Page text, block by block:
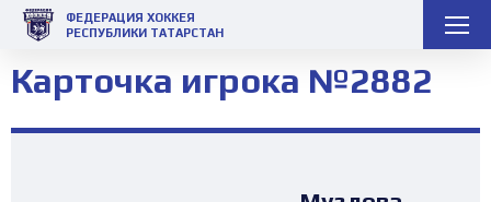
ФЕДЕРАЦИЯ ХОККЕЯ
РЕСПУБЛИКИ ТАТАРСТАН
Карточка игрока №2882